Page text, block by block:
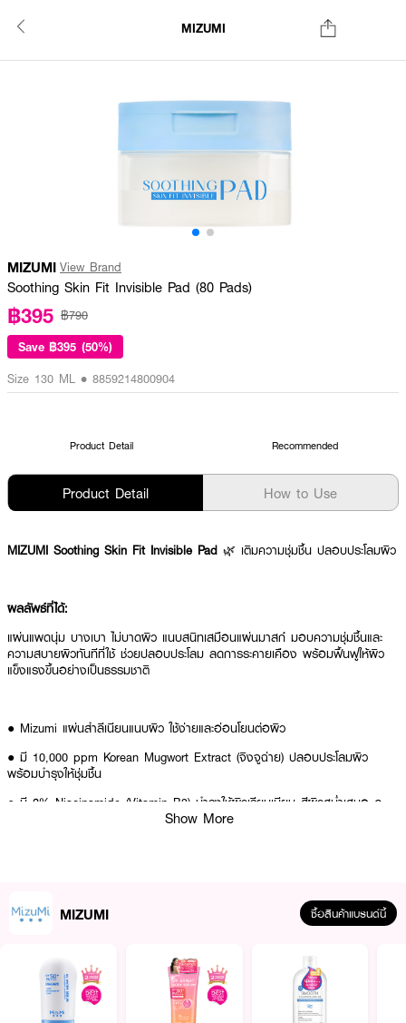
MIZUMI
MIZUMI View Brand
Soothing Skin Fit Invisible Pad (80 Pads)
฿395 ฿790
Save ฿395 (50%)
Size 130 ML • 8859214800904
Product Detail Recommended
Product Detail How to Use
MIZUMI Soothing Skin Fit Invisible Pad 🌿 เติมความชุ่มชื้น ปลอบประโลมผิว
ผลลัพธ์ที่ได้:
แผ่นแพดนุ่ม บางเบา ไม่บาดผิว แนบสนิทเสมือนแผ่นมาสก์ มอบความชุ่มชื้นและ
ความสบายผิวทันทีที่ใช้ ช่วยปลอบประโลม ลดการระคายเคือง พร้อมฟื้นฟูให้ผิว
แข็งแรงขึ้นอย่างเป็นธรรมชาติ
● Mizumi แผ่นสำลีเนียนแนบผิว ใช้ง่ายและอ่อนโยนต่อผิว
● มี 10,000 ppm Korean Mugwort Extract (จิงจูฉ่าย) ปลอบประโลมผิว
พร้อมบำรุงให้ชุ่มชื้น
● มี 2% Niacinamide (Vitamin B3) บำรุงให้ผิวเรียบเนียน สีผิวสม่ำเสมอ ดู
● FDA Registration Number: 11-1-6800019526
How to Use:
Show More
MIZUMI ซื้อสินค้าแบรนด์นี้